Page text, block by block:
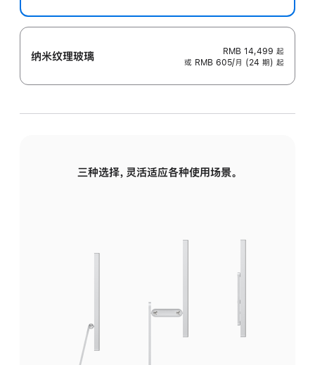
纳米纹理玻璃 RMB 14,499 起
或 RMB 605/月 (24 期) 起
三种选择，灵活适应各种使用场景。